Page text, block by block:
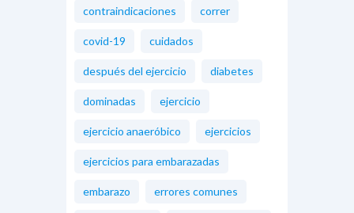
contraindicaciones correr
covid-19 cuidados
después del ejercicio diabetes
dominadas ejercicio
ejercicio anaeróbico ejercicios
ejercicios para embarazadas
embarazo errores comunes